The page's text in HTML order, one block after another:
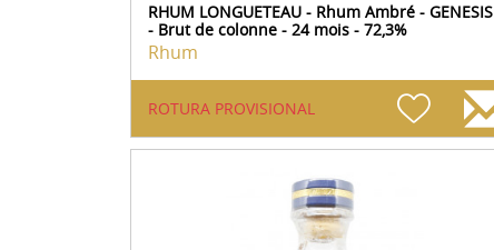
RHUM LONGUETEAU - Rhum Ambré - GENESIS
- Brut de colonne - 24 mois - 72,3%
Rhum
ROTURA PROVISIONAL